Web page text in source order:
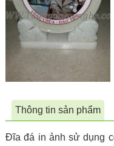
Thông tin sản phẩm
Đĩa đá in ảnh sử dụng